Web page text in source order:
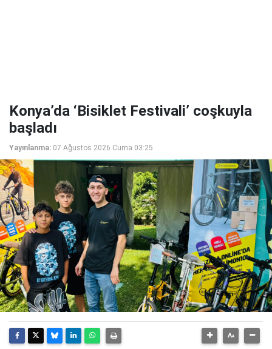
Konya’da ‘Bisiklet Festivali’ coşkuyla
başladı
Yayınlanma: 07 Ağustos 2026 Cuma 03:25